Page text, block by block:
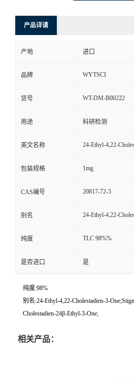
产品详请
产地 进口
品牌 WYTSCI
货号 WT-DM-B00222
用途 科研检测
英文名称 24-Ethyl-4,22-
包装规格 1mg
CAS编号 20817-72-5
别名 24-Ethyl-4,22-
纯度 TLC 98%%
是否进口 是
纯度:98%
别名:24-Ethyl-4,22-Cholestadien-3-
Cholestadien-24β-Ethyl-3-One;
相关产品：